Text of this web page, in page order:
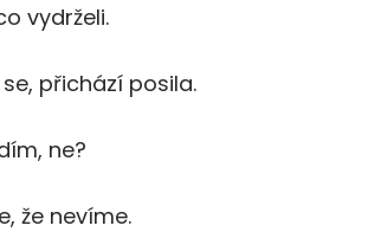
vydrželi.
přichází posila.
ne?
že nevíme.